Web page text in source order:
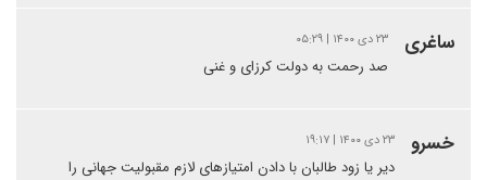
ساغری ۲۳ دی ۱۴۰۰ | ۰۵:۲۹
صد رحمت به دولت کرزای و غنی
خسرو ۲۳ دی ۱۴۰۰ | ۱۹:۱۷
دیر یا زود طالبان با دادن امتیازهای لازم مقبولیت جهانی را